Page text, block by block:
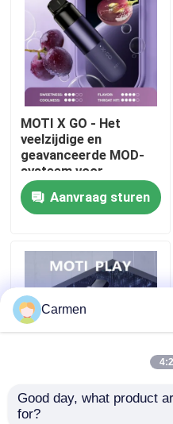
Producten
Videos
Fabrieksreis
Kwaliteitscontrole
Contacteer ons
Vraag een offerte aan
ELFBAR Vape
MOTI X GO - Het
veelzijdige en
geavanceerde MOD-
systeem voor
aanpasbare
vapingplezier
Aanvraag sturen
MOTI PLAY Electronic
Cigarette End Open
Carmen
Good day, what product
for?